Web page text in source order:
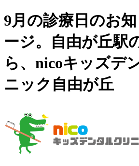
9月の診療日のお
ージ。自由が丘駅
ら、nicoキッズデ
ニック自由が丘